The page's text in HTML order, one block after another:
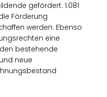
gefördert. 1.081
Förderung
werden. Ebenso
eine
bestehende
neue